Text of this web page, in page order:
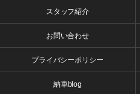
スタッフ紹介
お問い合わせ
プライバシーポリシー
納車blog